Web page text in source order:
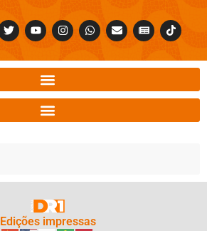
Edições impressas